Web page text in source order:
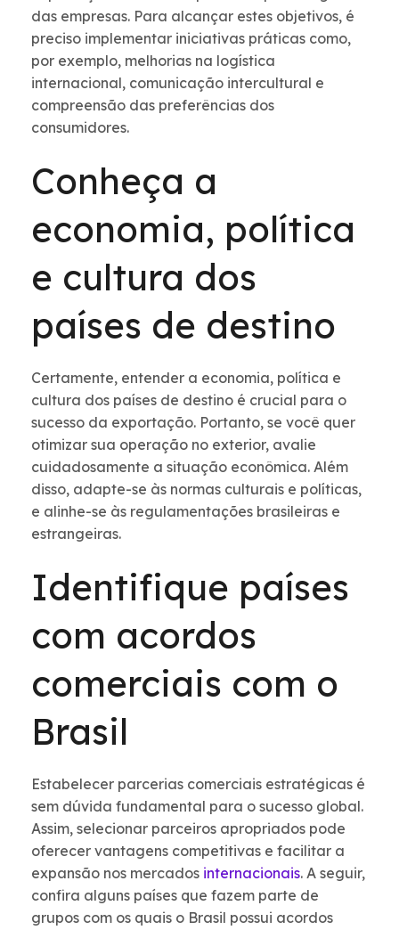
das empresas. Para alcançar estes objetivos, é
preciso implementar iniciativas práticas como,
por exemplo, melhorias na logística
internacional, comunicação intercultural e
compreensão das preferências dos
consumidores.
Conheça a
economia, política
e cultura dos
países de destino
Certamente, entender a economia, política e
cultura dos países de destino é crucial para o
sucesso da exportação. Portanto, se você quer
otimizar sua operação no exterior, avalie
cuidadosamente a situação econômica. Além
disso, adapte-se às normas culturais e políticas,
e alinhe-se às regulamentações brasileiras e
estrangeiras.
Identifique países
com acordos
comerciais com o
Brasil
Estabelecer parcerias comerciais estratégicas é
sem dúvida fundamental para o sucesso global.
Assim, selecionar parceiros apropriados pode
oferecer vantagens competitivas e facilitar a
expansão nos mercados internacionais. A seguir,
confira alguns países que fazem parte de
grupos com os quais o Brasil possui acordos